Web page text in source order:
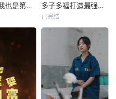
喜欢你，我也是第一部 多子多福打造最强修仙家族
已完结